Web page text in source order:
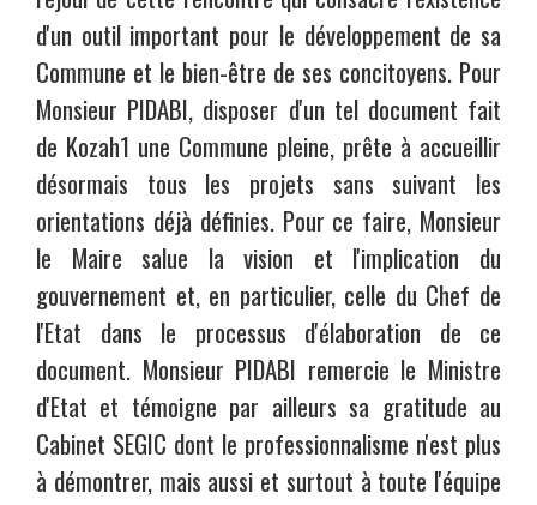
d'un outil important pour le développement de sa
Commune et le bien-être de ses concitoyens. Pour
Monsieur PIDABI, disposer d'un tel document fait
de Kozah1 une Commune pleine, prête à accueillir
désormais tous les projets sans suivant les
orientations déjà définies. Pour ce faire, Monsieur
le Maire salue la vision et l'implication du
gouvernement et, en particulier, celle du Chef de
l'Etat dans le processus d'élaboration de ce
document. Monsieur PIDABI remercie le Ministre
d'Etat et témoigne par ailleurs sa gratitude au
Cabinet SEGIC dont le professionnalisme n'est plus
à démontrer, mais aussi et surtout à toute l'équipe